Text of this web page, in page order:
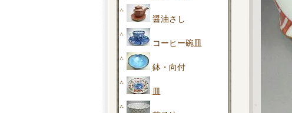
醤油さし
コーヒー碗皿
鉢・向付